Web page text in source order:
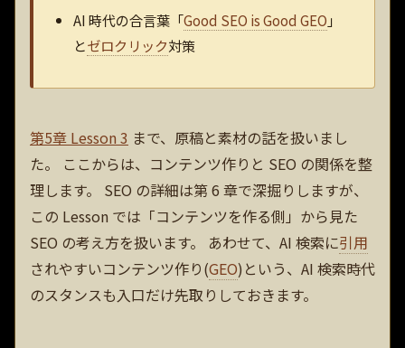
AI 時代の合言葉「Good SEO is Good GEO 」
とゼロクリック対策
第5章 Lesson 3 まで、原稿と素材の話を扱いまし
た。 ここからは、コンテンツ作りと SEO の関係を整
理します。 SEO の詳細は第 6 章で深掘りしますが、
この Lesson では「コンテンツを作る側」から見た
SEO の考え方を扱います。 あわせて、AI 検索に引用
されやすいコンテンツ作り(GEO)という、AI 検索時代
のスタンスも入口だけ先取りしておきます。